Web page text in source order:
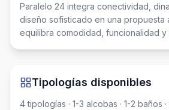
Paralelo 24 integra conectividad,
diseño sofisticado en una propuesta
equilibra comodidad, funcionalidad y
Tipologías disponibles
4 tipologías · 1-3 alcobas · 1-2 baños